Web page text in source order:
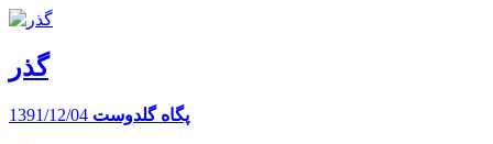
گذر
پگاه گلدوست 1391/12/04